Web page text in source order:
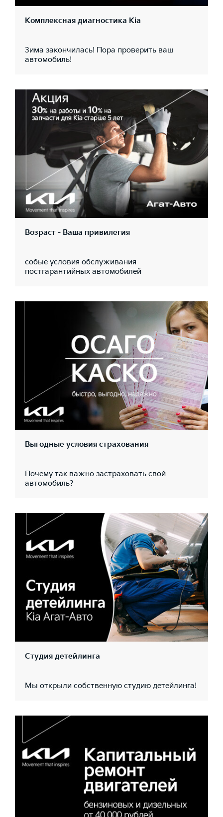
Комплексная диагностика Kia
Зима закончилась! Пора проверить ваш
автомобиль!
Возраст - Ваша привилегия
собые условия обслуживания
постгарантийных автомобилей
Выгодные условия страхования
Почему так важно застраховать свой
автомобиль?
Студия детейлинга
Мы открыли собственную студию детейлинга!